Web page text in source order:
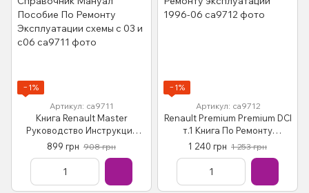
−1%
Артикул: са9711
Книга Renault Master
Руководство Инструкция
Справочник Мануал
Пособие По Ремонту
Эксплуатации схемы с 03 и
899 грн 908 грн
−1%
Артикул: са9712
Renault Premium Premium DCI
т.1 Книга По Ремонту
эксплуатации 1996-06
1 240 грн 1 253 грн